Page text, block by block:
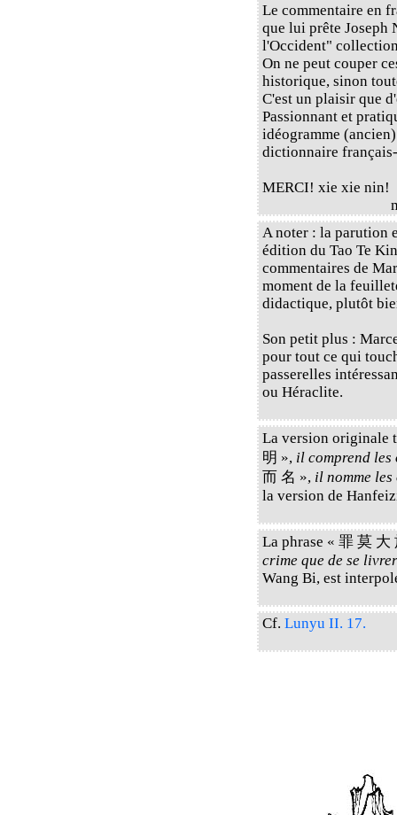
Le commentaire en
que lui prête Joseph
l'Occident"
On ne peut couper
historique, sinon
C'est un plaisir que
Passionnant et
idéogramme
dictionnaire
MERCI! xie xie nin!
A noter : la parution
édition du Tao Te
commentaires de
moment de la
didactique, plutôt
Son petit plus :
pour tout ce qui
passerelles
ou Héraclite.
La version originale
明 », il comprend les
而 名 », il nomme
la version de
La phrase « 罪 莫
crime que de se
Wang Bi, est
Cf. Lunyu II. 17.